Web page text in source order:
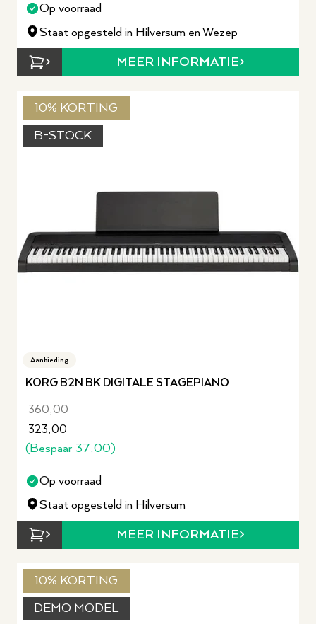
Op voorraad
Staat opgesteld in Hilversum en Wezep
MEER INFORMATIE
10% KORTING
B-STOCK
Aanbieding
KORG B2N BK DIGITALE STAGEPIANO
360,00
323,00
(Bespaar 37,00)
Op voorraad
Staat opgesteld in Hilversum
MEER INFORMATIE
10% KORTING
DEMO MODEL